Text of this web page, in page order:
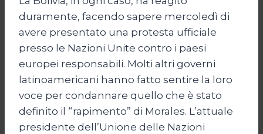
duramente, facendo sapere mercoledì di
avere presentato una protesta ufficiale
presso le Nazioni Unite contro i paesi
europei responsabili. Molti altri governi
latinoamericani hanno fatto sentire la loro
voce per condannare quello che è stato
definito il “rapimento” di Morales. L’attuale
presidente dell’Unione delle Nazioni